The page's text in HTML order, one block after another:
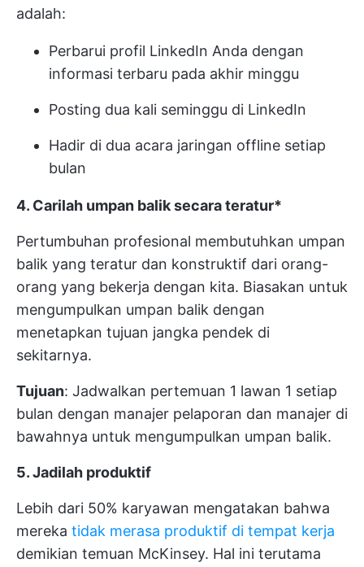
adalah:
Perbarui profil LinkedIn Anda dengan
informasi terbaru pada akhir minggu
Posting dua kali seminggu di LinkedIn
Hadir di dua acara jaringan offline setiap
bulan
4. Carilah umpan balik secara teratur*
Pertumbuhan profesional membutuhkan umpan
balik yang teratur dan konstruktif dari orang-
orang yang bekerja dengan kita. Biasakan untuk
mengumpulkan umpan balik dengan
menetapkan tujuan jangka pendek di
sekitarnya.
Tujuan: Jadwalkan pertemuan 1 lawan 1 setiap
bulan dengan manajer pelaporan dan manajer di
bawahnya untuk mengumpulkan umpan balik.
5. Jadilah produktif
Lebih dari 50% karyawan mengatakan bahwa
mereka tidak merasa produktif di tempat kerja
demikian temuan McKinsey. Hal ini terutama